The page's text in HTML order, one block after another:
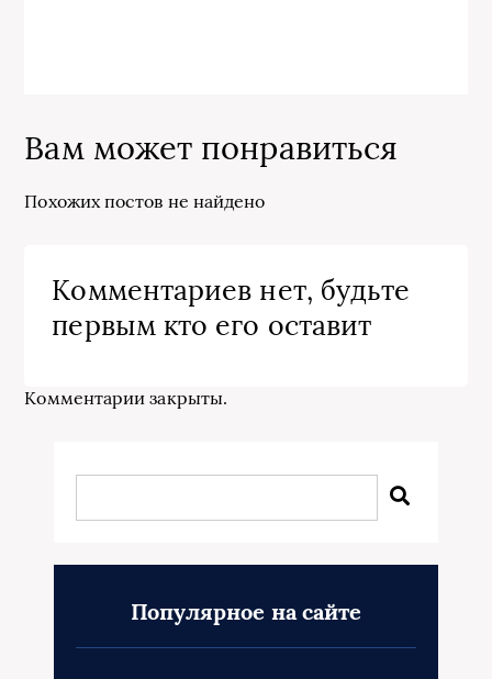
Вам может понравиться
Похожих постов не найдено
Комментариев нет, будьте
первым кто его оставит
Комментарии закрыты.
Популярное на сайте